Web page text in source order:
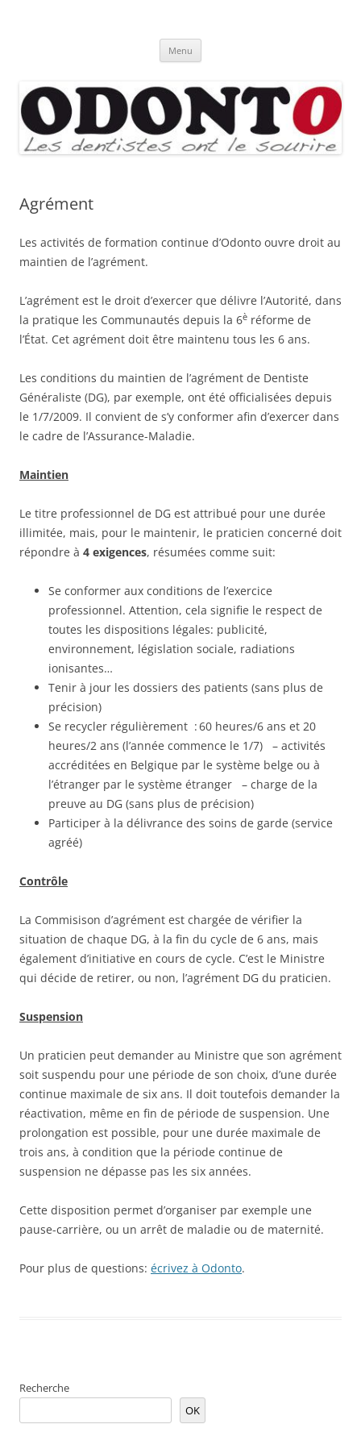
Menu
Agrément
Les activités de formation continue d’Odonto ouvre droit au
maintien de l’agrément.
L’agrément est le droit d’exercer que délivre l’Autorité, dans
la pratique les Communautés depuis la 6è réforme de
l’État. Cet agrément doit être maintenu tous les 6 ans.
Les conditions du maintien de l’agrément de Dentiste
Généraliste (DG), par exemple, ont été officialisées depuis
le 1/7/2009. Il convient de s’y conformer afin d’exercer dans
le cadre de l’Assurance-Maladie.
Maintien
Le titre professionnel de DG est attribué pour une durée
illimitée, mais, pour le maintenir, le praticien concerné doit
répondre à 4 exigences, résumées comme suit:
Se conformer aux conditions de l’exercice
professionnel. Attention, cela signifie le respect de
toutes les dispositions légales: publicité,
environnement, législation sociale, radiations
ionisantes…
Tenir à jour les dossiers des patients (sans plus de
précision)
Se recycler régulièrement : 60 heures/6 ans et 20
heures/2 ans (l’année commence le 1/7) – activités
accréditées en Belgique par le système belge ou à
l’étranger par le système étranger – charge de la
preuve au DG (sans plus de précision)
Participer à la délivrance des soins de garde (service
agréé)
Contrôle
La Commisison d’agrément est chargée de vérifier la
situation de chaque DG, à la fin du cycle de 6 ans, mais
également d’initiative en cours de cycle. C’est le Ministre
qui décide de retirer, ou non, l’agrément DG du praticien.
Suspension
Un praticien peut demander au Ministre que son agrément
soit suspendu pour une période de son choix, d’une durée
continue maximale de six ans. Il doit toutefois demander la
réactivation, même en fin de période de suspension. Une
prolongation est possible, pour une durée maximale de
trois ans, à condition que la période continue de
suspension ne dépasse pas les six années.
Cette disposition permet d’organiser par exemple une
pause-carrière, ou un arrêt de maladie ou de maternité.
Pour plus de questions: écrivez à Odonto.
Recherche
OK